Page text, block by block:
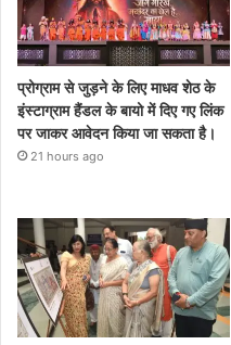
प्रोग्राम से जुड़ने के लिए माधव शेठ के
इंस्टाग्राम हैंडल के बायो में दिए गए लिंक
पर जाकर आवेदन किया जा सकता है।
21 hours ago